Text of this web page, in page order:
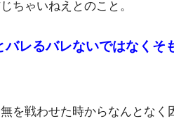
ちゃいねえとのこと。
レるバレないではなくそ
を戦わせた時からなんとなく